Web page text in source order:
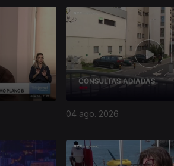
04 ago. 2026